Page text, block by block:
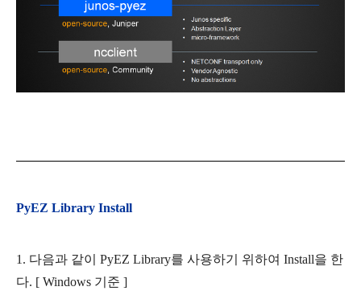
PyEZ Library Install
1. 다음과 같이 PyEZ Library를 사용하기 위하여 Install을 한
다. [ Windows 기준 ]